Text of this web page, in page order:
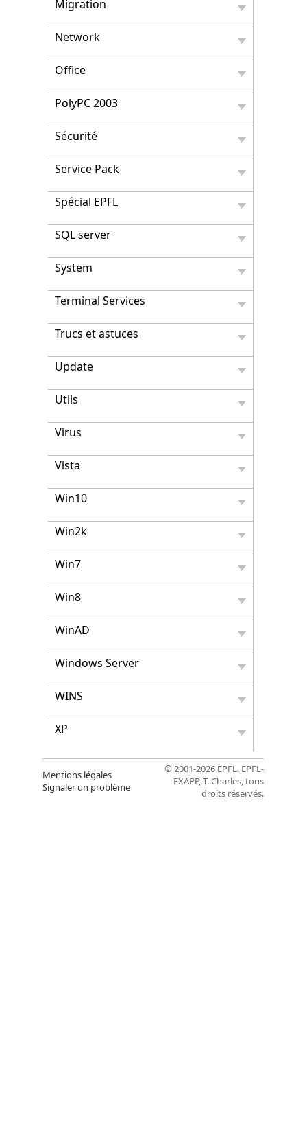
Migration
Network
Office
PolyPC 2003
Sécurité
Service Pack
Spécial EPFL
SQL server
System
Terminal Services
Trucs et astuces
Update
Utils
Virus
Vista
Win10
Win2k
Win7
Win8
WinAD
Windows Server
WINS
XP
Mentions légales
Signaler un problème
© 2001-2026 EPFL, EPFL-
EXAPP, T. Charles, tous
droits réservés.